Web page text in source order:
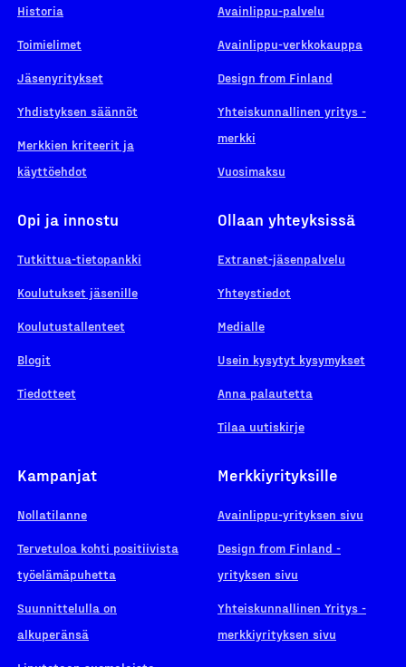
Historia
Toimielimet
Jäsenyritykset
Yhdistyksen säännöt
Merkkien kriteerit ja
käyttöehdot
Avainlippu-palvelu
Avainlippu-verkkokauppa
Design from Finland
Yhteiskunnallinen yritys -
merkki
Vuosimaksu
Opi ja innostu
Tutkittua-tietopankki
Koulutukset jäsenille
Koulutustallenteet
Blogit
Tiedotteet
Ollaan yhteyksissä
Extranet-jäsenpalvelu
Yhteystiedot
Medialle
Usein kysytyt kysymykset
Anna palautetta
Tilaa uutiskirje
Kampanjat
Nollatilanne
Tervetuloa kohti positiivista
työelämäpuhetta
Suunnittelulla on
alkuperänsä
Merkkiyrityksille
Avainlippu-yrityksen sivu
Design from Finland -
yrityksen sivu
Yhteiskunnallinen Yritys -
merkkiyrityksen sivu